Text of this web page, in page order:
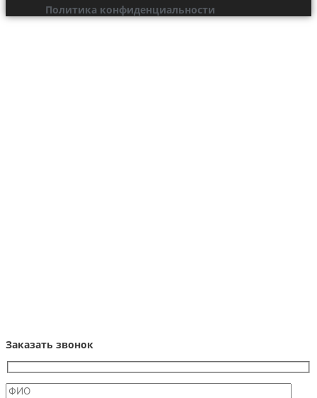
Политика конфиденциальности
Заказать звонок